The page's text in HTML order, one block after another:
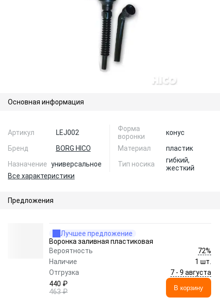
Основная информация
Артикул
LEJ002
Бренд
BORG HICO
Назначение универсальное
Форма
воронки
конус
Материал
пластик
Тип носика
гибкий,
жесткий
Все характеристики
Предложения
Лучшее предложение
Воронка заливная пластиковая
Вероятность
72%
Наличие
1 шт.
Отгрузка
7 - 9 августа
440 ₽
463 ₽
В корзину